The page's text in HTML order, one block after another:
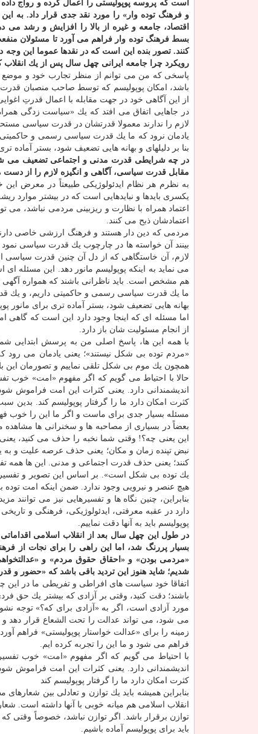
است كه پروسه پوپولیستی را اعمال كرده و رواج
و فرهنگ توده وار» را مورد نقد جدی قرار داد. به
اقتصاد، جامعه و غیره از بالا را افزایش و رشد
بسط فرهنگ توده وار فراهم می آورد تا مسئولان
كنند. تصور بنده این است كه در نقدها عموما این
رویكرد چرا جامعه ایرانی چهل سال پس از یك
پاسخی كه من می توانم از منظر تجارب خود و موضع
باشد، امكان پوپولیسم كه توسط صاحب منصبان
از این آگاهی خود در جهت مقابله با اعمال قدرتِ
در جاهایی اتفاق می افتد كه یك «سیاست زدگی
لازم را ندارند معمولا قدرتشان در قدرت سیاسی
یادمان نرود كه ما یك قدرت سیاسی رسمی و
بنا بر دلیلهای و بهانه هایی تضعیف شود، بستر
در چه شرایطی قدرت مدنی و اجتماعی تضعیف می
مقابل قدرت سیاسی، آگاهی و انگیزه لازم را از دست
به نظرم هر نظام ایدئولوژیكی طبیعتاً در معرض
یكسری بایدها و نبایدهایی است كه در بیشتر موارد
اعتماد همراه با نظارت و ریزبینی مردمی نباشد،
اعتمادشان ذبح می كنند.
مردمی كه دین دار هستند و فرهنگ ارزشی خاصی
بینند آن خواسته ها در چارچوب یك قدرت سیاسی نمود
لازم، آن خاستگاهی كه از دل آن چنین قدرت سیاسی
می نماید به اینكه پوپولیسم مانور دهد. این
هم مشخص است. باید ناظرانی باشند كه همواره آگهی
ما یك قدرت سیاسی رسمی و حاكمیتی داریم، و یك
بهانه هایی تضعیف شود، بستر آماده تری برای مانور
اما مسئله ای كه اینجا وجود دارد این است كه گاهی
از انجام مسئولیت شان باز دارد.
با همه این ها، پاسخ اصلی من به پرسش ابتدایی
«مردم توده بی شكل نیستند»؛ یعنی یادمان می رود
همچون یك موم بی شكل تلقی نماییم و تصورمان این
حالا با احتیاط می گویم كه اگر مفهوم «امت» خوب
اندیشمندانی دارد. یعنی كثرات این امت
كثرت امكان دارد ما را گرفتار پوپولیسم كند.
مسئله بسیار جدی برای ماست و اگر ما این را خوب
بعضاً در بسیاری از مصاحبه ها و سخنرانی ها
نبض تپنده زمان و مكان؛ یعنی حذف عرصه علیت و
كنند؛ یعنی حذف قدرت اجتماعی و مدنی. این ها همه
یك توده بی شكل است». بر اساس این تصویر و
هیچ عنصر و نیرویی وجود ندارد. ضمن اینكه امت
بنابراین، چنین نگاه ها و تفسیرهایی نیز می توانند
دارد در عقبه معرفتی، ایدئولوژیكی، فرهنگی و
پوپولیسم باید به آنها دقت نماییم.
در طول این چهل سال بعد از انقلاب اسلامی
بسیار پررنگ شد، اما این راهی را برای نجات از
«مردمی بودن» و «احقاق حقوق مردم» و
شدیم؛ شاید هنوز این تردید باقی باشد كه «حضور و
اتفاقا خود سیاست های افراطی و تفریطی ما در این
باشند؛ دقت كنید، وقتی بر آزادی كه بیشتر یك حق
مورد آزادی است، اگر به «آزادی برای كه؟»
می شود، می تواند عدالت را تحت الشعاع قرار دهد و
زمینه را برای «عدالت خواستار پوپولیستی» فراهم
فراهم می شود و ما این را تجربه كرده ایم.
با احتیاط می گویم كه اگر مفهوم «امت» خوب تفسیر
اندیشمندانی دارد. یعنی كثرات این امت
كثرت امكان دارد ما را گرفتار پوپولیسم كند
بنابراین همیشه باید یك توازن و تعادلی بین
انقلاب اسلامی هم میانه خوبی با آنها داشته است.
توازن برقرار باشد. اگر توازن نباشد، خصوصاً وقتی
باید برای پوپولیسم آماده باشیم.